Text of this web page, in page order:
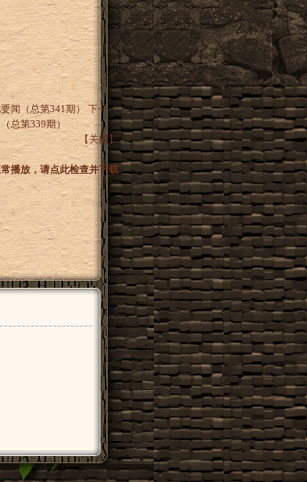
闻（总第341期）
下一
总第339期）
【关闭】
播放，请点此检查并下载